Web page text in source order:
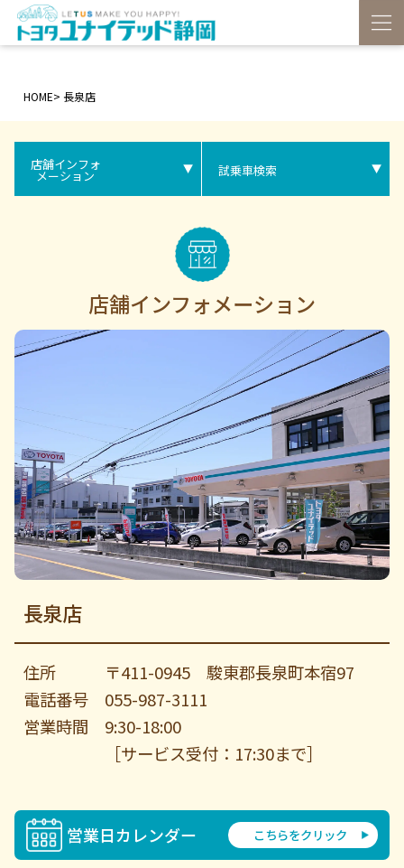
HOME> 長泉店
店舗インフォ
メーション 試乗車検索
店舗インフォメーション
長泉店
住所
〒411-0945 駿東郡長泉町本宿97
電話番号
055-987-3111
営業時間
9:30-18:00
［サービス受付：17:30まで］
営業日カレンダー こちらをクリック